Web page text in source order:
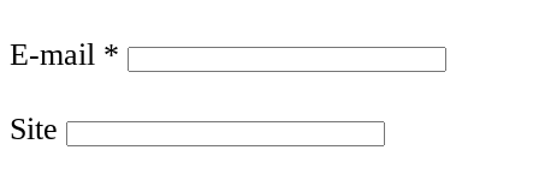
E-mail *
Site